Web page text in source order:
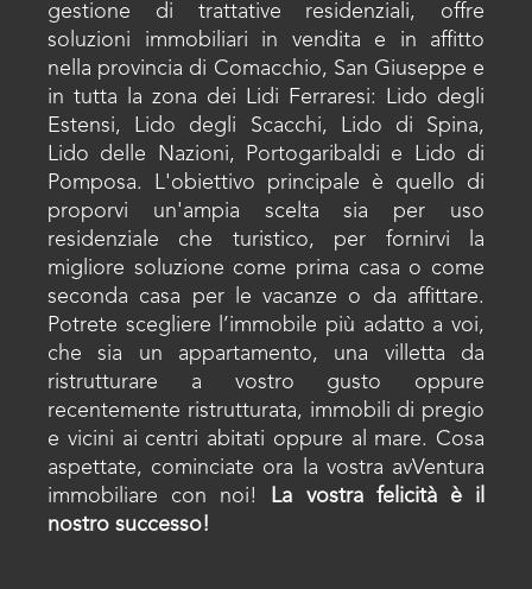
gestione di trattative residenziali, offre
soluzioni immobiliari in vendita e in affitto
nella provincia di Comacchio, San Giuseppe e
in tutta la zona dei Lidi Ferraresi: Lido degli
Estensi, Lido degli Scacchi, Lido di Spina,
Lido delle Nazioni, Portogaribaldi e Lido di
Pomposa. L'obiettivo principale è quello di
proporvi un'ampia scelta sia per uso
residenziale che turistico, per fornirvi la
migliore soluzione come prima casa o come
seconda casa per le vacanze o da affittare.
Potrete scegliere l’immobile più adatto a voi,
che sia un appartamento, una villetta da
ristrutturare a vostro gusto oppure
recentemente ristrutturata, immobili di pregio
e vicini ai centri abitati oppure al mare. Cosa
aspettate, cominciate ora la vostra avVentura
immobiliare con noi!
La vostra felicità è il
nostro successo!